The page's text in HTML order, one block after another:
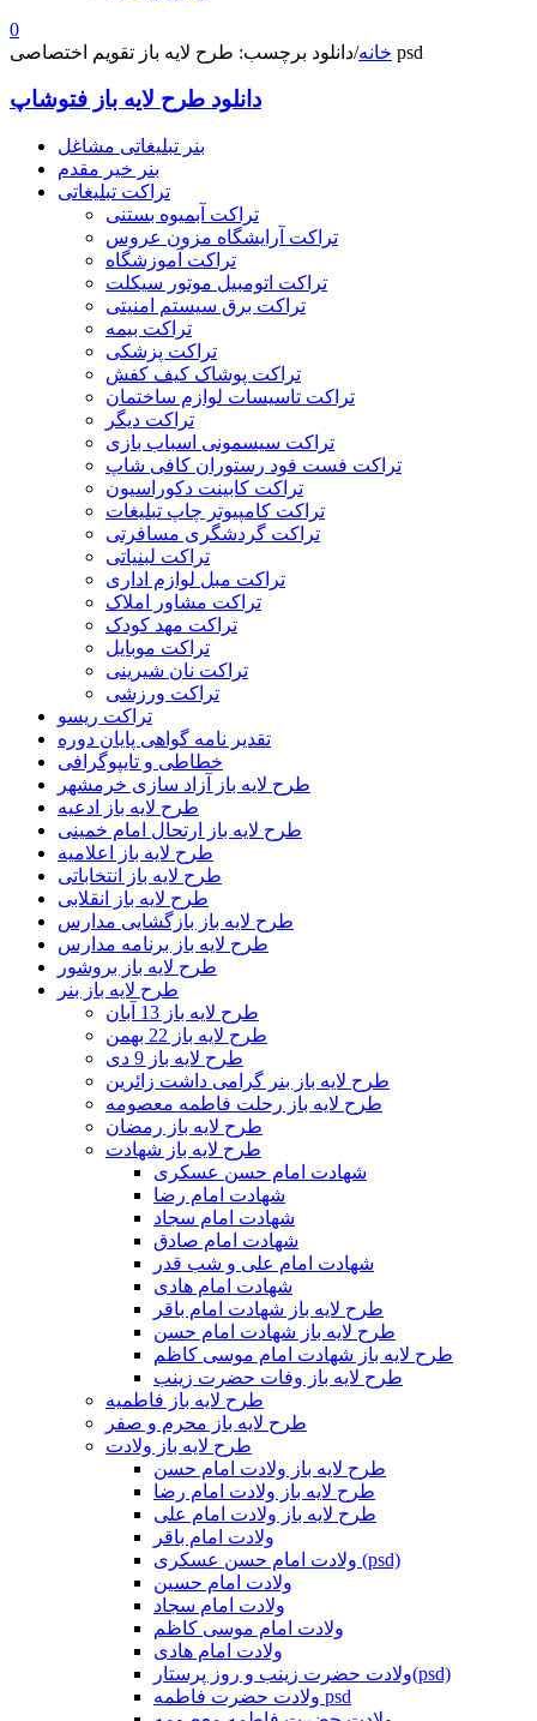
0
خانه/ دانلود برچسب: طرح لایه باز تقویم اختصاصی psd
دانلود طرح لایه باز فتوشاپ
بنر تبلیغاتی مشاغل
بنر خیر مقدم
تراکت تبلیغاتی
تراکت آبمیوه بستنی
تراکت آرایشگاه مزون عروس
تراکت آموزشگاه
تراکت اتومبیل موتور سیکلت
تراکت برق سیستم امنیتی
تراکت بیمه
تراکت پزشکی
تراکت پوشاک کیف کفش
تراکت تاسیسات لوازم ساختمان
تراکت دیگر
تراکت سیسمونی اسباب بازی
تراکت فست فود رستوران کافی شاپ
تراکت کابینت دکوراسیون
تراکت کامپیوتر چاپ تبلیغات
تراکت گردشگری مسافرتی
تراکت لبنیاتی
تراکت مبل لوازم اداری
تراکت مشاور املاک
تراکت مهد کودک
تراکت موبایل
تراکت نان شیرینی
تراکت ورزشی
تراکت ریسو
تقدیر نامه گواهی پایان دوره
خطاطی و تایپوگرافی
طرح لایه باز آزاد سازی خرمشهر
طرح لایه باز ادعیه
طرح لایه باز ارتحال امام خمینی
طرح لایه باز اعلامیه
طرح لایه باز انتخاباتی
طرح لایه باز انقلابی
طرح لایه باز بازگشایی مدارس
طرح لایه باز برنامه مدارس
طرح لایه باز بروشور
طرح لایه باز بنر
طرح لایه باز 13 آبان
طرح لایه باز 22 بهمن
طرح لایه باز 9 دی
طرح لایه باز بنر گرامی داشت زائرین
طرح لایه باز رحلت فاطمه معصومه
طرح لایه باز رمضان
طرح لایه باز شهادت
شهادت امام حسن عسکری
شهادت امام رضا
شهادت امام سجاد
شهادت امام صادق
شهادت امام علی و شب قدر
شهادت امام هادی
طرح لایه باز شهادت امام باقر
طرح لایه باز شهادت امام حسن
طرح لایه باز شهادت امام موسی کاظم
طرح لایه باز وفات حضرت زینب
طرح لایه باز فاطمیه
طرح لایه باز محرم و صفر
طرح لایه باز ولادت
طرح لایه باز ولادت امام حسن
طرح لایه باز ولادت امام رضا
طرح لایه باز ولادت امام علی
ولادت امام باقر
ولادت امام حسن عسکری (psd)
ولادت امام حسین
ولادت امام سجاد
ولادت امام موسی کاظم
ولادت امام هادی
ولادت حضرت زینب و روز پرستار(psd)
ولادت حضرت فاطمه psd